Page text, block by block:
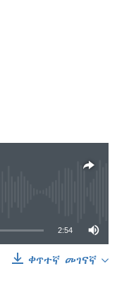
available
2:54
ቀጥተኛ መገናኛ